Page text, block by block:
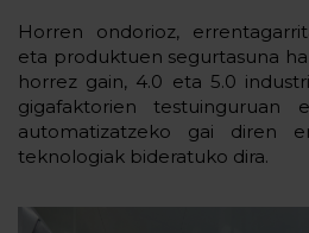
Horren ondorioz,
eta produktuen segurtasuna
horrez gain, 4.0 eta 5.0
gigafaktorien testuinguruan
automatizatzeko gai diren
teknologiak bideratuko dira.